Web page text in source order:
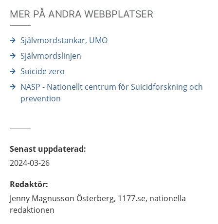
MER PÅ ANDRA WEBBPLATSER
Självmordstankar, UMO
Självmordslinjen
Suicide zero
NASP - Nationellt centrum för Suicidforskning och
prevention
Senast uppdaterad:
2024-03-26
Redaktör:
Jenny Magnusson Österberg, 1177.se, nationella
redaktionen